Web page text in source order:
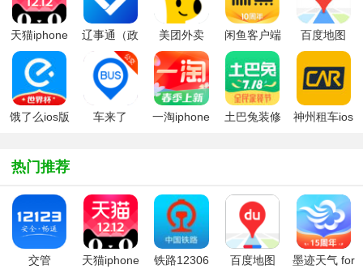
天猫iphone
客户端
辽事通（政
务服务）
美团外卖
闲鱼客户端
ios版
百度地图
饿了么ios版
车来了
一淘iphone
土巴兔装修
神州租车ios
热门推荐
交管
天猫iphone
铁路12306
百度地图
墨迹天气 for